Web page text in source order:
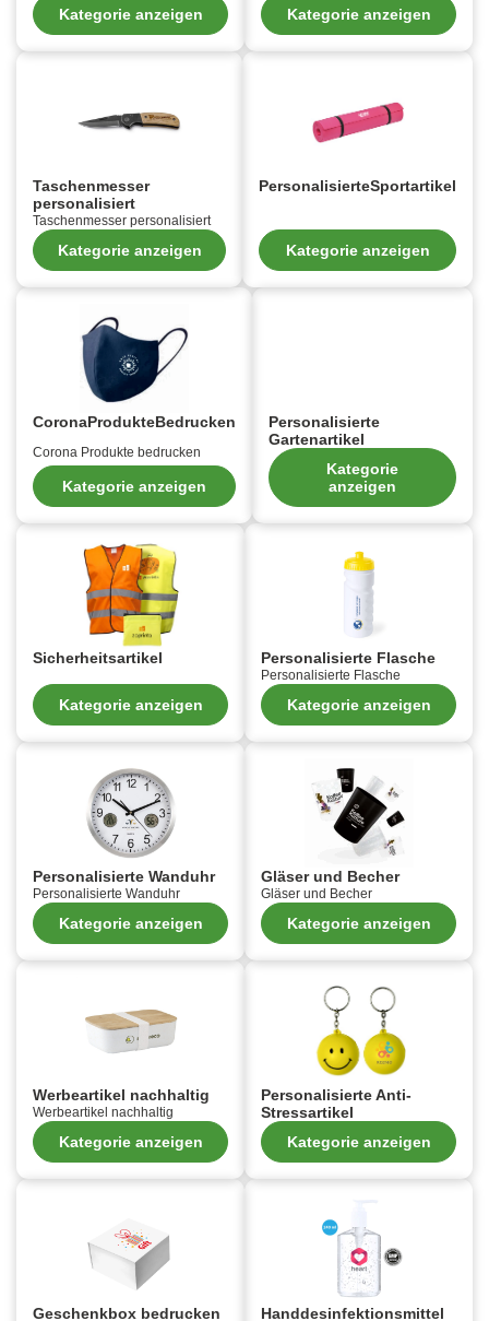
Kategorie anzeigen
Kategorie anzeigen
Taschenmesser
personalisiert
Taschenmesser personalisiert
Kategorie anzeigen
PersonalisierteSportartikel
Kategorie anzeigen
CoronaProdukteBedrucken
Corona Produkte bedrucken
Kategorie anzeigen
Personalisierte
Gartenartikel
Kategorie
anzeigen
Sicherheitsartikel
Kategorie anzeigen
Personalisierte Flasche
Personalisierte Flasche
Kategorie anzeigen
Personalisierte Wanduhr
Personalisierte Wanduhr
Kategorie anzeigen
Gläser und Becher
Gläser und Becher
Kategorie anzeigen
Werbeartikel nachhaltig
Werbeartikel nachhaltig
Kategorie anzeigen
Personalisierte Anti-
Stressartikel
Kategorie anzeigen
Geschenkbox bedrucken Handdesinfektionsmittel